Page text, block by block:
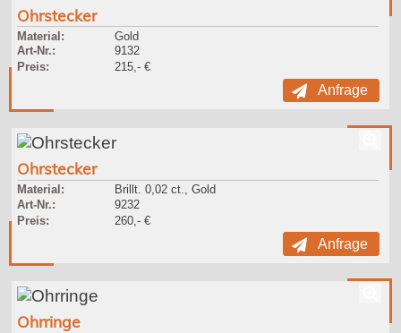
Ohrstecker
Material:
Gold
Art-Nr.:
9132
Preis:
215,- €
Anfrage
Ohrstecker
Material:
Brillt. 0,02 ct., Gold
Art-Nr.:
9232
Preis:
260,- €
Anfrage
Ohrringe